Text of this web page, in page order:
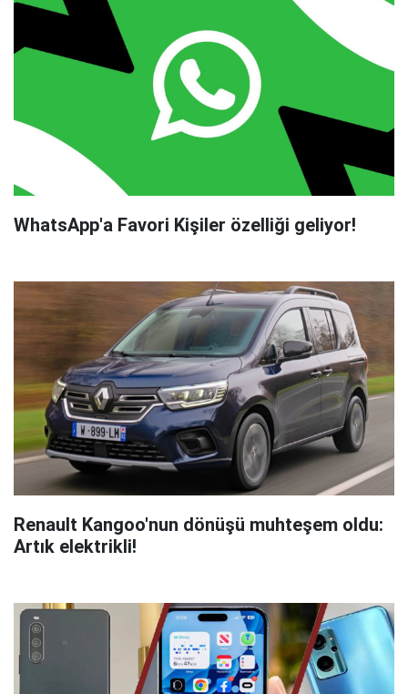
WhatsApp'a Favori Kişiler özelliği geliyor!
Renault Kangoo'nun dönüşü muhteşem oldu:
Artık elektrikli!